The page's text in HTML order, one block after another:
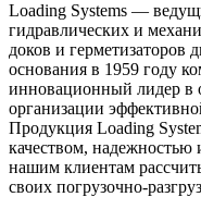
Loading Systems —
гидравлических и
доков и герметизаторов
основания в 1959 году
инновационный лидер в
организации
Продукция Loading
качеством, надежностью
нашим клиентам
своих погрузочно-